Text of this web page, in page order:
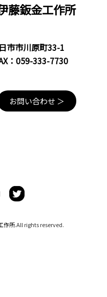
藤鈑金工作所
市市川原町33-1
：059-333-7730
お問い合わせ ＞
作所.All rights reserved.